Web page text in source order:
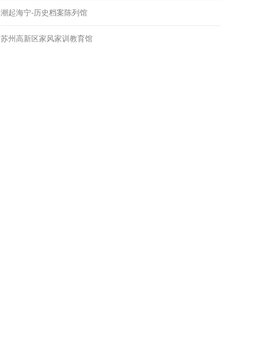
潮起海宁-历史档案陈列馆
苏州高新区家风家训教育馆